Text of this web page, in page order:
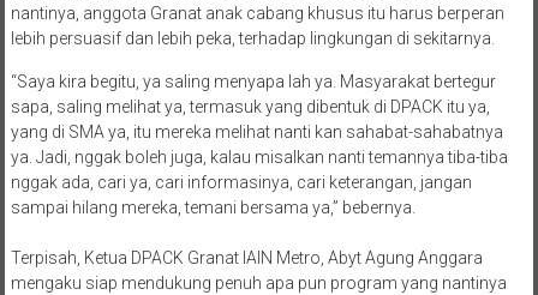
nantinya, anggota Granat anak cabang khusus itu harus berperan
lebih persuasif dan lebih peka, terhadap lingkungan di sekitarnya.
“Saya kira begitu, ya saling menyapa lah ya. Masyarakat bertegur
sapa, saling melihat ya, termasuk yang dibentuk di DPACK itu ya,
yang di SMA ya, itu mereka melihat nanti kan sahabat-sahabatnya
ya. Jadi, nggak boleh juga, kalau misalkan nanti temannya tiba-tiba
nggak ada, cari ya, cari informasinya, cari keterangan, jangan
sampai hilang mereka, temani bersama ya,” bebernya.
Terpisah, Ketua DPACK Granat IAIN Metro, Abyt Agung Anggara
mengaku siap mendukung penuh apa pun program yang nantinya